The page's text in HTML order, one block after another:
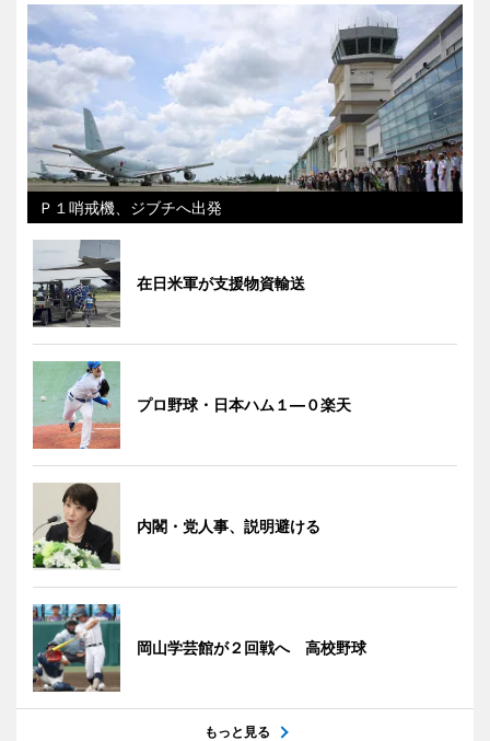
Ｐ１哨戒機、ジブチへ出発
在日米軍が支援物資輸送
プロ野球・日本ハム１―０楽天
内閣・党人事、説明避ける
岡山学芸館が２回戦へ 高校野球
もっと見る